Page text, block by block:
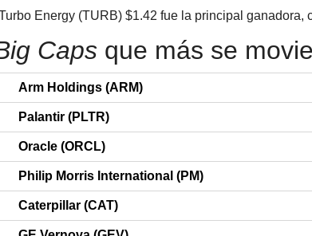
Energy (TURB) $1.42 fue la principal ganadora,
Caps que más se
Arm Holdings (ARM)
Palantir (PLTR)
Oracle (ORCL)
Philip Morris International (PM)
Caterpillar (CAT)